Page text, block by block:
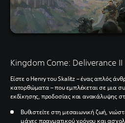
Kingdom Come: Deliverance II
Είστε ο Henry του Skalitz – ένας απλός
κατορθώματα – που εμπλέκεται σε μια
εκδίκησης, προδοσίας και ανακάλυψης
Βυθιστείτε στη μεσαιωνική ζωή,
μάχες πραγματικού χρόνου και